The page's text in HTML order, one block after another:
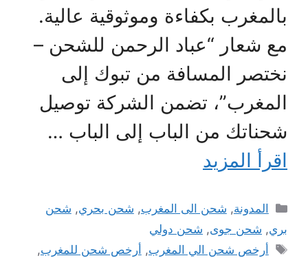
بالمغرب بكفاءة وموثوقية عالية.
مع شعار “عباد الرحمن للشحن –
نختصر المسافة من تبوك إلى
المغرب”، تضمن الشركة توصيل
شحناتك من الباب إلى الباب …
اقرأ المزيد
التصنيفات
المدونة, شحن الى المغرب, شحن بحري, شحن
بري, شحن جوى, شحن دولي
الوسوم
أرخص شحن الي المغرب, أرخص شحن للمغرب,